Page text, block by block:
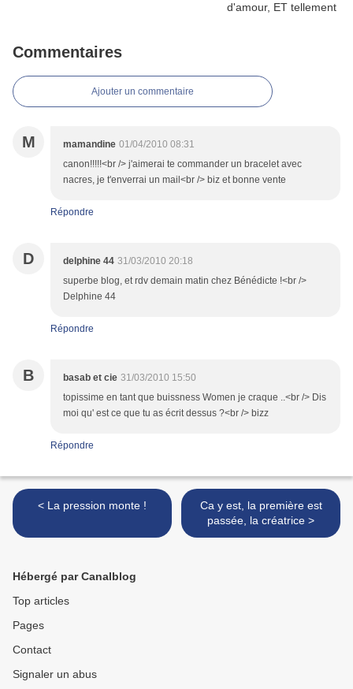
Commentaires
Ajouter un commentaire
M mamandine 01/04/2010 08:31
canon!!!!!<br /> j'aimerai te commander un bracelet avec
nacres, je t'enverrai un mail<br /> biz et bonne vente
Répondre
D delphine 44 31/03/2010 20:18
superbe blog, et rdv demain matin chez Bénédicte !<br />
Delphine 44
Répondre
B basab et cie 31/03/2010 15:50
topissime en tant que buissness Women je craque ..<br /> Dis
moi qu' est ce que tu as écrit dessus ?<br /> bizz
Répondre
< La pression monte !
Ca y est, la première est
passée, la créatrice >
Hébergé par Canalblog
Top articles
Pages
Contact
Signaler un abus